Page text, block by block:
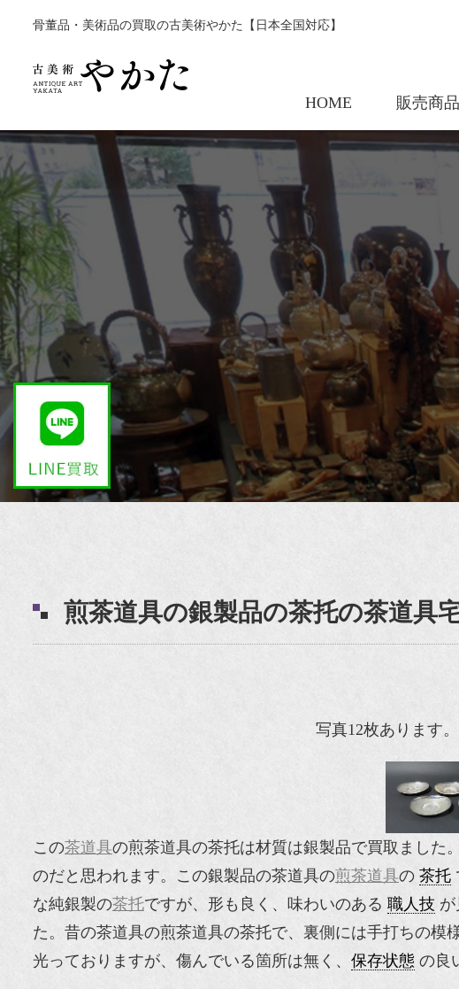
骨董品・美術品の買取の古美術やかた【日本全国対応】
HOME 販売商
煎茶道具の銀製品の茶托の茶道具
写真12枚あります
この茶道具の煎茶道具の茶托は材質は銀製品で買取ました
のだと思われます。この銀製品の茶道具の煎茶道具の 茶托
な純銀製の茶托ですが、形も良く、味わいのある 職人技
た。昔の茶道具の煎茶道具の茶托で、裏側には手打ちの模
光っておりますが、傷んでいる箇所は無く、 保存状態 の良